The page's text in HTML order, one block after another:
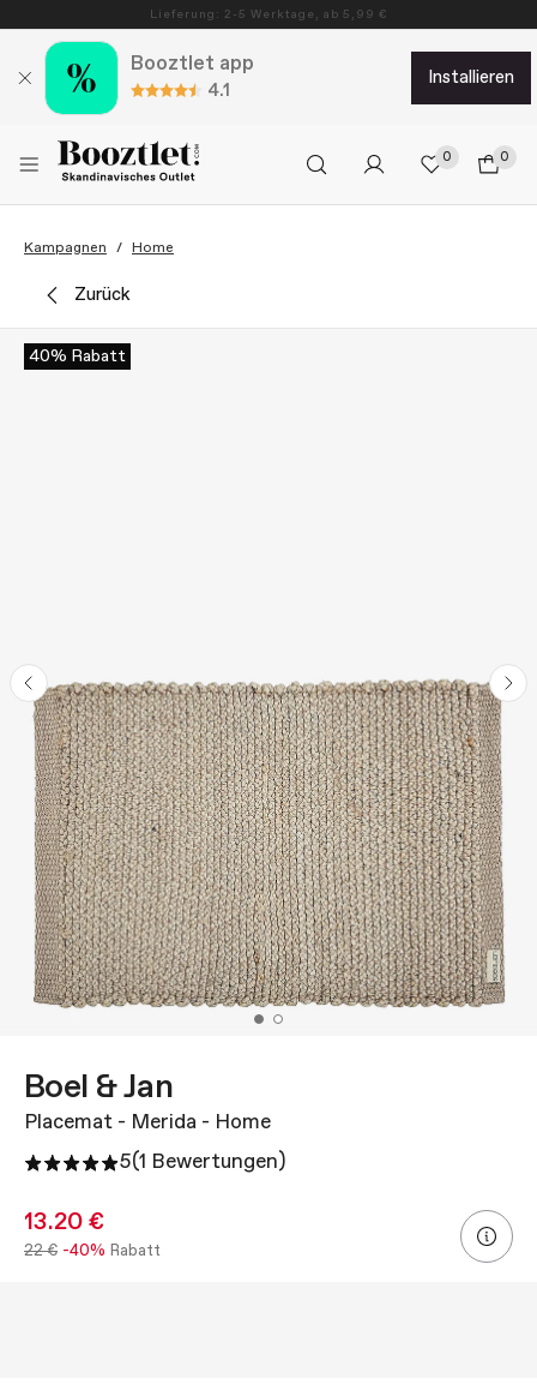
Lieferung: 2-5 Werktage, ab 5,99 €
Booztlet app
4.1
installieren
0 0
Kampagnen Home
zurück
40% Rabatt
Boel & Jan
Placemat - Merida - Home
5(1 Bewertungen)
13.20 €
22 € -40% Rabatt